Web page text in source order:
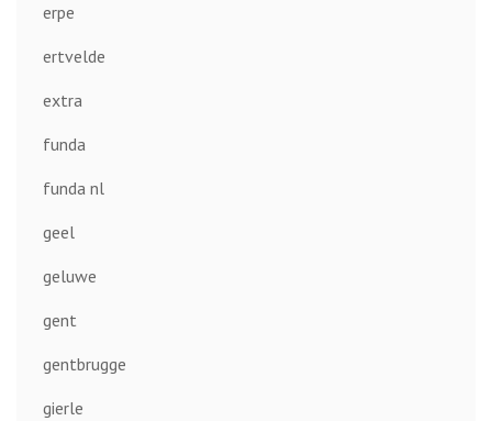
erpe
ertvelde
extra
funda
funda nl
geel
geluwe
gent
gentbrugge
gierle